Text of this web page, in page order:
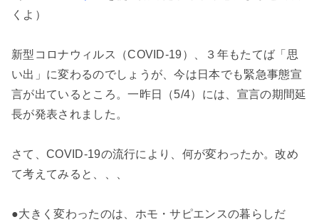
くよ）
新型コロナウィルス（COVID-19）、３年もたてば「思
い出」に変わるのでしょうが、今は日本でも緊急事態宣
言が出ているところ。一昨日（5/4）には、宣言の期間延
長が発表されました。
さて、COVID-19の流行により、何が変わったか。改め
て考えてみると、、、
●大きく変わったのは、ホモ・サピエンスの暮らしだ